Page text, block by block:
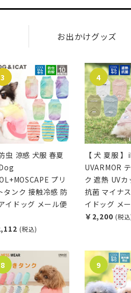
お出かけグッズ
防虫 涼感 犬服 春夏
プリ
タンク 接触冷感 防
イドッグ メール便
(税込)
【 犬 夏服
UVARMOR
ク 遮熱 UVカ
抗菌 マイナ
イドッグ メ
￥2,200 (税